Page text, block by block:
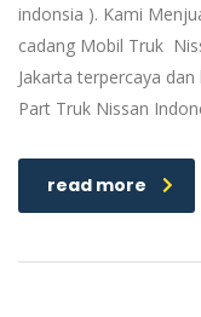
indonsia ). Kami
cadang Mobil Truk
Jakarta terpercaya
Part Truk Nissan
read more